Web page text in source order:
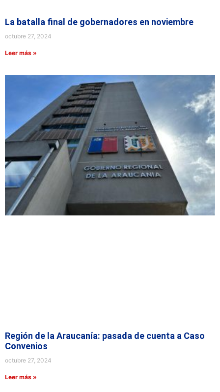
La batalla final de gobernadores en noviembre
octubre 27, 2024
Leer más »
Región de la Araucanía: pasada de cuenta a Caso
Convenios
octubre 27, 2024
Leer más »